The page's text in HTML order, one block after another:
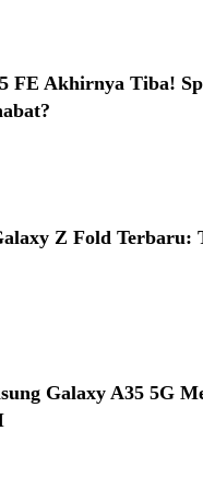
FE Akhirnya Tiba!
Z Fold Terbaru:
Galaxy A35 5G